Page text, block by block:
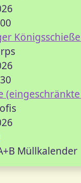
(eingeschränkte
Müllkalender